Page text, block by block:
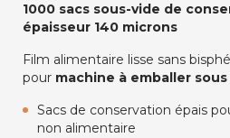
1000 sacs sous-vide de
épaisseur 140 microns
Film alimentaire lisse sans
pour machine à emballer
Sacs de conservation épais
non alimentaire